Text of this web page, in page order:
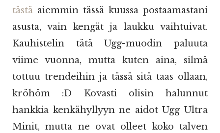
tästä aiemmin tässä kuussa postaamastani
asusta, vain kengät ja laukku vaihtuivat.
Kauhistelin tätä Ugg-muodin paluuta
viime vuonna, mutta kuten aina, silmä
tottuu trendeihin ja tässä sitä taas ollaan,
kröhöm :D Kovasti olisin halunnut
hankkia kenkähyllyyn ne aidot Ugg Ultra
Minit, mutta ne ovat olleet koko talven